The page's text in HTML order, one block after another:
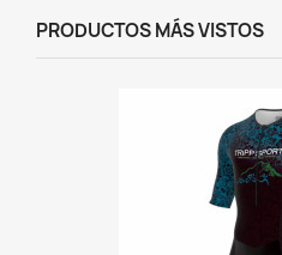
PRODUCTOS MÁS VISTOS